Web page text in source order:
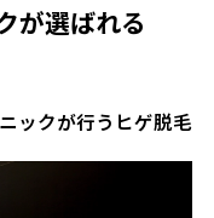
が選ばれる
ックが行うヒゲ脱毛